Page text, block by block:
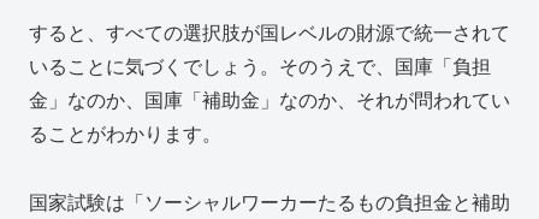
すると、すべての選択肢が国レベルの財源で統一されて
いることに気づくでしょう。そのうえで、国庫「負担
金」なのか、国庫「補助金」なのか、それが問われてい
ることがわかります。
国家試験は「ソーシャルワーカーたるもの負担金と補助